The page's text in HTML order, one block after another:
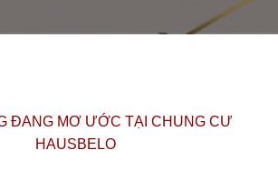
ĐANG MƠ ƯỚC TẠI CHUNG CƯ
HAUSBELO